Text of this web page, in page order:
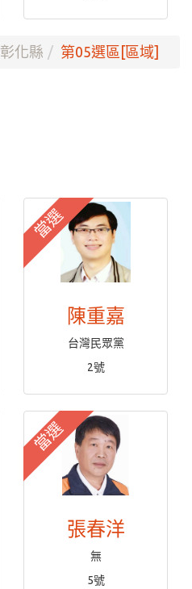
彰化縣 第05選區[區域]
當選
陳重嘉
台灣民眾黨
2號
當選
張春洋
無
5號